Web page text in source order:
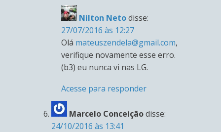
Nilton Netodisse:
27/07/2016 às 12:27
Olá mateuszendela@gmail.com,
verifique novamente esse erro.
(b3) eu nunca vi nas LG.
Acesse para responder
Marcelo Conceiçãodisse:
24/10/2016 às 13:41